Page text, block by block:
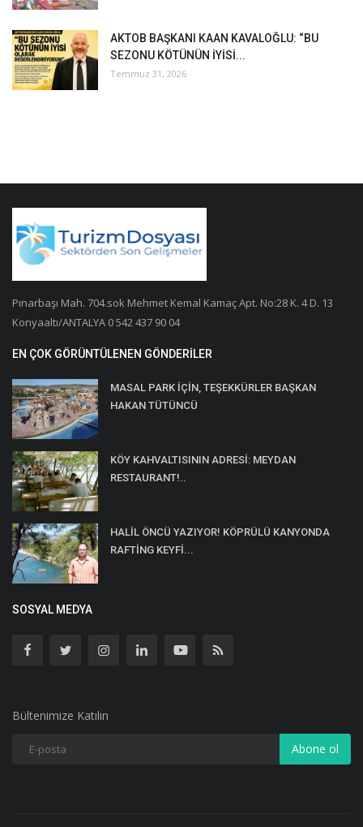
AKTOB BAŞKANI KAAN KAVALOĞLU: “BU
SEZONU KÖTÜNÜN İYİSİ...
Temmuz 31, 2026
Pınarbaşı Mah. 704.sok Mehmet Kemal Kamaç Apt. No:28 K. 4 D. 13
Konyaaltı/ANTALYA 0 542 437 90 04
EN ÇOK GÖRÜNTÜLENEN GÖNDERILER
MASAL PARK İÇİN, TEŞEKKÜRLER BAŞKAN
HAKAN TÜTÜNCÜ
KÖY KAHVALTISININ ADRESİ: MEYDAN
RESTAURANT!..
HALİL ÖNCÜ YAZIYOR! KÖPRÜLÜ KANYONDA
RAFTİNG KEYFİ...
SOSYAL MEDYA
Bültenimize Katılın
Abone ol